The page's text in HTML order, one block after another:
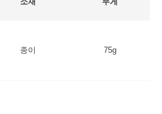
종이 75g